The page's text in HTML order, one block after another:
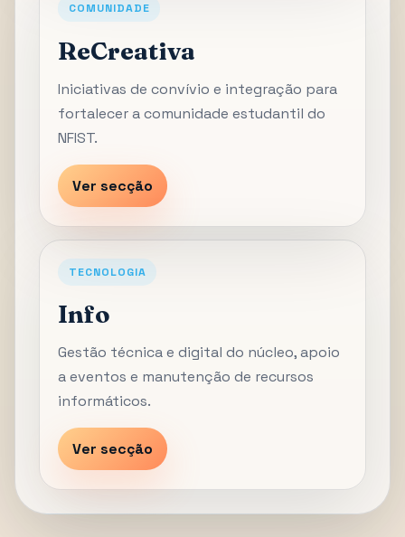
COMUNIDADE
ReCreativa
Iniciativas de convívio e integração para
fortalecer a comunidade estudantil do
NFIST.
Ver secção
TECNOLOGIA
Info
Gestão técnica e digital do núcleo, apoio
a eventos e manutenção de recursos
informáticos.
Ver secção